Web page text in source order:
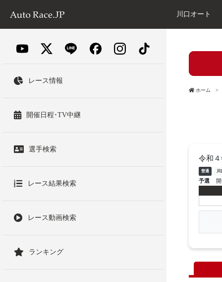
川口オート
レース情報
開催日程･TV中継
選手検索
レース結果検索
レース動画検索
ランキング
ホーム
令和
普通 川
予選